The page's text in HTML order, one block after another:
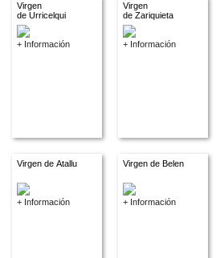
Virgen
de Urricelqui
+ Información
Virgen
de Zariquieta
+ Información
Virgen de Atallu
+ Información
Virgen de Belen
+ Información